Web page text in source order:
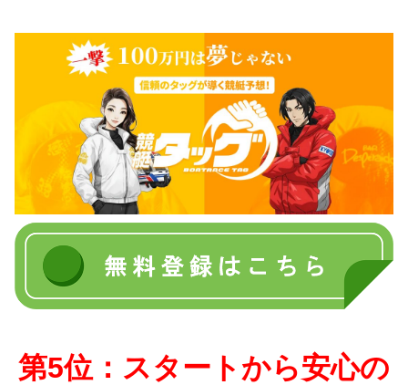
第5位：スタートから安心の